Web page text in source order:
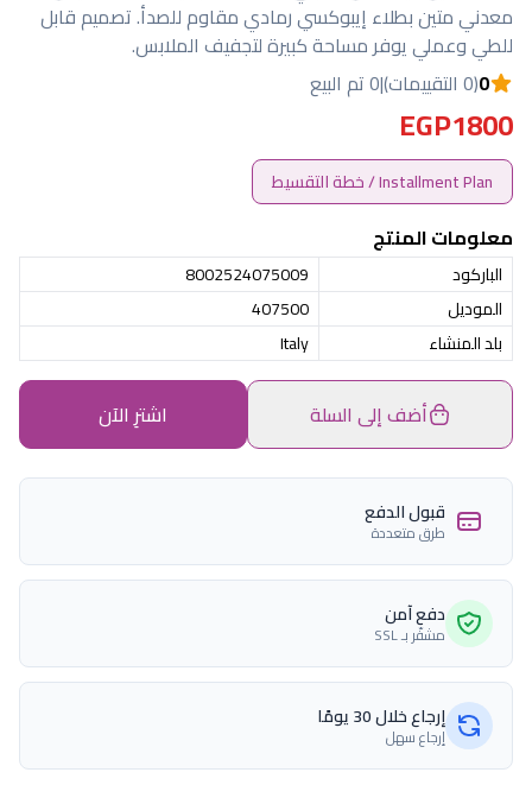
معدني متين بطلاء إيبوكسي رمادي مقاوم للصدأ. تصميم قابل
للطي وعملي يوفر مساحة كبيرة لتجفيف الملابس.
0(0 التقييمات) |0 تم البيع
EGP1800
Installment Plan / خطة التقسيط
معلومات المنتج
الباركود
8002524075009
الموديل
407500
بلد المنشاء
Italy
أضف إلى السلة اشترِ الآن
قبول الدفع
طرق متعددة
دفع آمن
مشفّر بـ SSL
إرجاع خلال 30 يومًا
إرجاع سهل